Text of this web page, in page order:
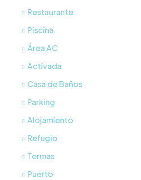
Restaurante
Piscina
Área AC
Activada
Casa de Baños
Parking
Alojamiento
Refugio
Termas
Puerto